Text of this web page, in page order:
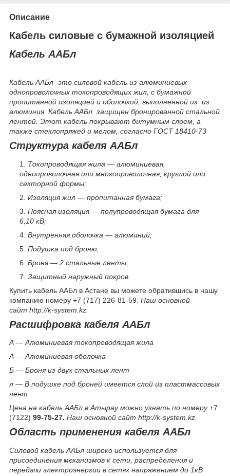
Описание
Кабель силовые с бумажной изоляцией
Кабель ААБл
Кабель ААБл -это силовой кабель из алюминиевых
однопроволочных токопроводящих жил, с бумажной
пропитанной изоляцией и оболочкой, выполненной из из
алюминия. Кабель ААБл защищен бронированной стальной
лентой. Этот кабель покрывают битумным слоем, а
также стеклопряжей и мелом, согласно ГОСТ 18410-73
Структура кабеля ААБл
Токопроводящая жила — алюминиевая,
однопроволочная или многопроволочная, круглой или
секторной формы;
Изоляция жил — пропитанная бумага;
Поясная изоляция — полупроводящая бумага для
6,10 кВ;
Внутренняя оболочка — алюминий;
Подушка под броню;
Броня — 2 стальные ленты;
Защитный наружный покров.
Купить кабель ААБл в Астане вы можете обратившись в нашу
компанию номеру +7 (717) 226-81-59. Наш основной
сайт http://k-system.kz.
Расшифровка кабеля ААБл
А — Алюминиевая токопроводящая жила
А — Алюминиевая оболочка
Б — Броня из двух стальных лент
л — В подушке под броней имеется слой из пластмассовых
лент
Цена на кабель ААБл в Атырау можно узнать по номеру+7
(7122) 99-75-27. Наш основной сайт http://k-system.kz.
Область применения кабеля ААБл
Силовой кабель ААБл широко используется для
присоединения механизмов к сети, распределения и
передачи электроэнергии в сетях напряжением до 1кВ